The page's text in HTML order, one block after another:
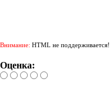
Внимание: HTML не поддерживается!
Оценка: